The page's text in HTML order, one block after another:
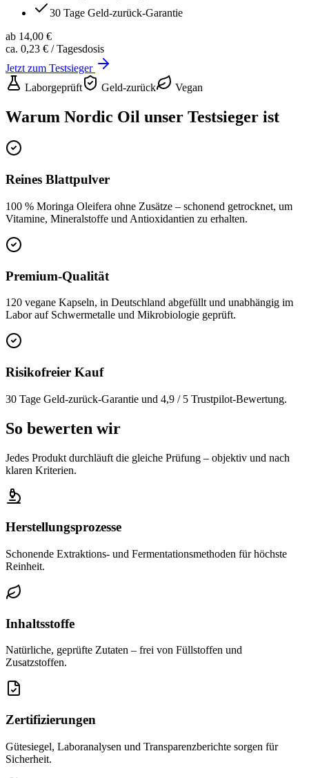
30 Tage Geld-zurück-Garantie
ab 14,00 €
ca. 0,23 € / Tagesdosis
Jetzt zum Testsieger
Laborgeprüft
Geld-zurück Vegan
Warum Nordic Oil unser Testsieger ist
Reines Blattpulver
100 % Moringa Oleifera ohne Zusätze – schonend getrocknet, um
Vitamine, Mineralstoffe und Antioxidantien zu erhalten.
Premium-Qualität
120 vegane Kapseln, in Deutschland abgefüllt und unabhängig im
Labor auf Schwermetalle und Mikrobiologie geprüft.
Risikofreier Kauf
30 Tage Geld-zurück-Garantie und 4,9 / 5 Trustpilot-Bewertung.
So bewerten wir
Jedes Produkt durchläuft die gleiche Prüfung – objektiv und nach
klaren Kriterien.
Herstellungsprozesse
Schonende Extraktions- und Fermentationsmethoden für höchste
Reinheit.
Inhaltsstoffe
Natürliche, geprüfte Zutaten – frei von Füllstoffen und
Zusatzstoffen.
Zertifizierungen
Gütesiegel, Laboranalysen und Transparenzberichte sorgen für
Sicherheit.